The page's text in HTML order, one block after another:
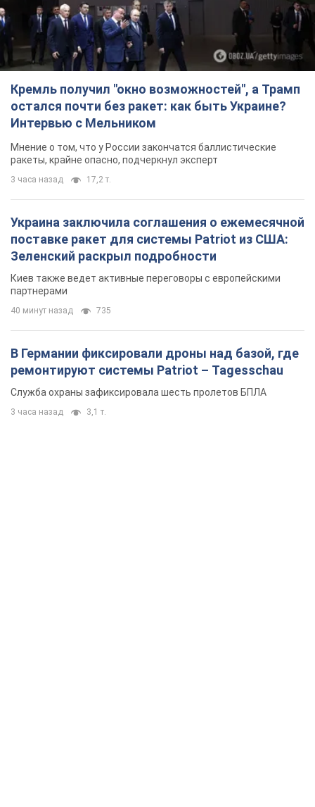
Кремль получил "окно возможностей", а Трамп
остался почти без ракет: как быть Украине?
Интервью с Мельником
Мнение о том, что у России закончатся баллистические
ракеты, крайне опасно, подчеркнул эксперт
3 часа назад 17,2 т.
Украина заключила соглашения о ежемесячной
поставке ракет для системы Patriot из США:
Зеленский раскрыл подробности
Киев также ведет активные переговоры с европейскими
партнерами
40 минут назад 735
В Германии фиксировали дроны над базой, где
ремонтируют системы Patriot – Tagesschau
Служба охраны зафиксировала шесть пролетов БПЛА
3 часа назад 3,1 т.